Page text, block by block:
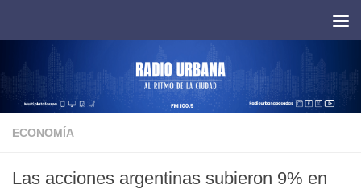
ECONOMÍA
Las acciones argentinas subieron 9% en